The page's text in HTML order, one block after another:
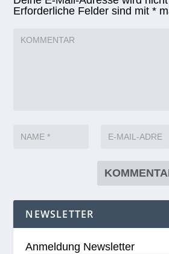
Erforderliche Felder sind mit*
NEWSLETTER
Anmeldung Newsletter